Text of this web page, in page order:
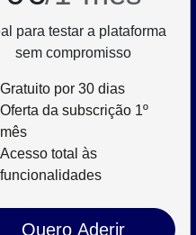
para testar a plataforma
sem compromisso
Gratuito por 30 dias
Oferta da subscrição 1º
mês
Acesso total às
funcionalidades
Quero Aderir